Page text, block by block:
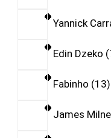
Yannick
Edin Dzeko
Fabinho 13
James